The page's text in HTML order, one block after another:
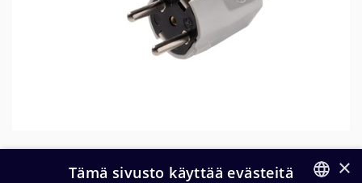
×
Tämä sivusto käyttää evästeitä